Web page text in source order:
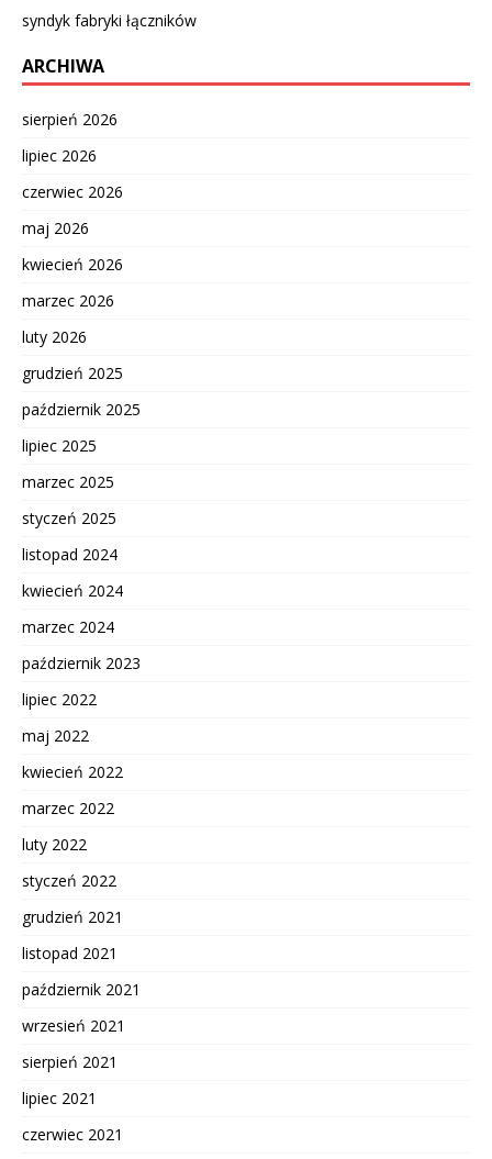
syndyk fabryki łączników
ARCHIWA
sierpień 2026
lipiec 2026
czerwiec 2026
maj 2026
kwiecień 2026
marzec 2026
luty 2026
grudzień 2025
październik 2025
lipiec 2025
marzec 2025
styczeń 2025
listopad 2024
kwiecień 2024
marzec 2024
październik 2023
lipiec 2022
maj 2022
kwiecień 2022
marzec 2022
luty 2022
styczeń 2022
grudzień 2021
listopad 2021
październik 2021
wrzesień 2021
sierpień 2021
lipiec 2021
czerwiec 2021